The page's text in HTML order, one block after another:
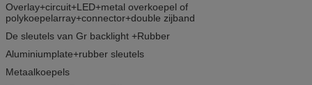
Overlay+circuit+LED+metal overkoepel of
polykoepelarray+connector+double zijband
De sleutels van Gr backlight +Rubber
Aluminiumplate+rubber sleutels
Metaalkoepels